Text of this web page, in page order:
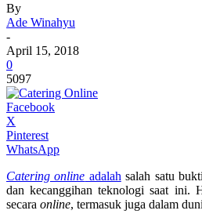
By
Ade Winahyu
-
April 15, 2018
0
5097
Facebook
X
Pinterest
WhatsApp
Catering online adalah salah satu
dan kecanggihan teknologi saat ini.
secara online, termasuk juga dalam